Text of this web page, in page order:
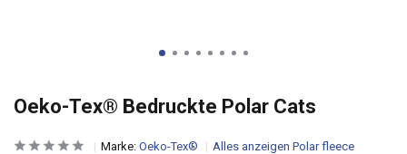
Oeko-Tex® Bedruckte Polar Cats
Marke: Oeko-Tex® Alles anzeigen Polar fleece